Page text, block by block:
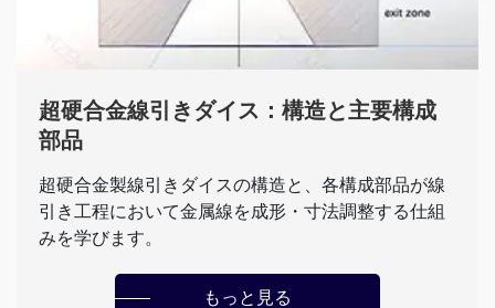
超硬合金線引きダイス：構造と主要構成
部品
超硬合金製線引きダイスの構造と、各構成部品が線
引き工程において金属線を成形・寸法調整する仕組
みを学びます。
もっと見る